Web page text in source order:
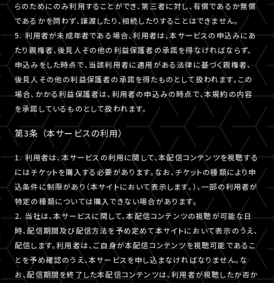
らのためにのみ利用することができ、第三者に対し、有償であるか無償
であるかを問わず、譲渡したり、相続したりすることはできません。
5. 利用者が未成年者である場合、利用者は、本サービスの申込みにあ
たり親権者、後見人その他の利益保護者の承諾を得なければならず、
申込みをした時点で、当該利用者に適用がある法律に基づく親権者、
後見人その他の利益保護者の承諾を得たものとして扱われます。この
場合、かかる利益保護者は、利用者の申込みの時点で、本規約の内容
を承諾しているものとして扱われます。
第3条 （本サービスの利用）
1. 利用者は、本サービスの利用に関して、本配信コンテンツを視聴する
にはチケットを購入する必要があります。なお、チケットの種類により申
込条件に制限があり（本サイトにおいて表示します。）、一部の利用者が
特定の種類については購入できない場合があります。
2. 当社は、本サービスに関して、本配信コンテンツの視聴が可能な日
時、配信期間及び配信方法を予め定めて本サイトにおいて表示のうえ、
配信します。利用者は、ご自身が本配信コンテンツを視聴可能であるこ
とを予め確認のうえ、本サービスを申し込まなければなりません。な
お、配信期間を終了した本配信コンテンツは、利用者が視聴したか否か